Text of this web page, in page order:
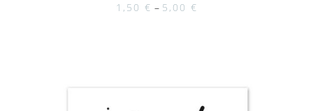
1,50 € – 5,00 €